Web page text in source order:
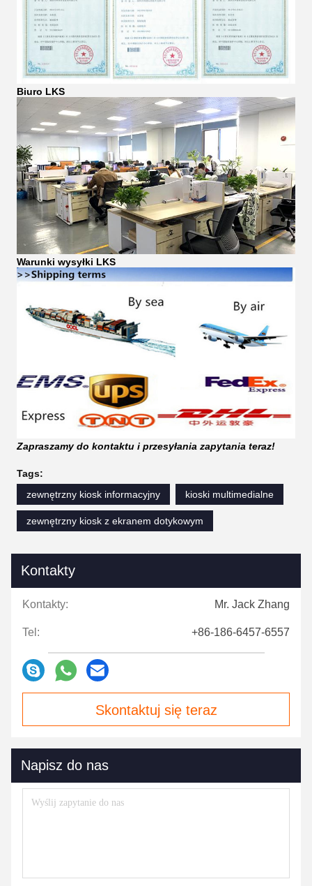
Biuro LKS
Warunki wysyłki LKS
Zapraszamy do kontaktu i przesyłania zapytania teraz!
Tags:
zewnętrzny kiosk informacyjny
kioski multimedialne
zewnętrzny kiosk z ekranem dotykowym
Kontakty
Kontakty: Mr. Jack Zhang
Tel: +86-186-6457-6557
Skontaktuj się teraz
Napisz do nas